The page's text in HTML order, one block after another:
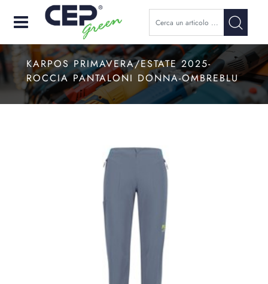
Open
KARPOS PRIMAVERA/ESTATE 2025-
ROCCIA PANTALONI DONNA-OMBREBLU